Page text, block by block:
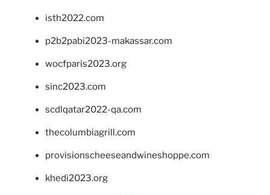
isth2022.com
p2b2pabi2023-makassar.com
wocfparis2023.org
sinc2023.com
scdlqatar2022-qa.com
thecolumbiagrill.com
provisionscheeseandwineshoppe.com
khedi2023.org